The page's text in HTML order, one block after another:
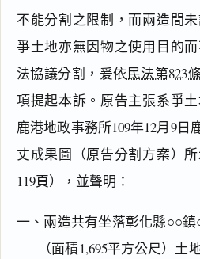
不能分割之限制，而兩造間
爭土地亦無因物之使用目的
法協議分割，爰依民法第823
項提起本訴。原告主張系爭
鹿港地政事務所109年12月9日
丈成果圖（原告分割方案）
119頁），並聲明：
一、兩造共有坐落彰化縣○○鎮
（面積1,695平方公尺）